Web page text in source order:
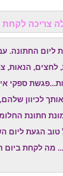
ליום החתונה.
לחצים, הנאות,
ספקי
לכיוון
חתונת
טוב הגעת ליום